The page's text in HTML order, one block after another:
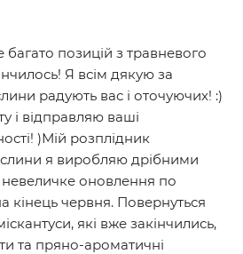
позицій з травневого
Я всім дякую за
радують вас і оточуючих! :)
і відправляю ваші
)Мій розплідник
я виробляю дрібними
невеличке оновлення по
кінець червня. Повернуться
які вже закінчились,
та пряно-ароматичні